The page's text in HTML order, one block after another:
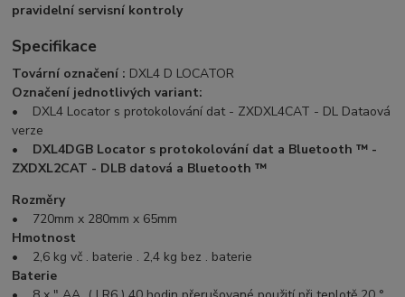
pravidelní servisní kontroly
Specifikace
Tovární označení : DXL4 D LOCATOR
Označení jednotlivých variant:
• DXL4 Locator s protokolování dat - ZXDXL4CAT - DL Dataová
verze
• DXL4DGB Locator s protokolování dat a Bluetooth ™ -
ZXDXL2CAT - DLB datová a Bluetooth ™
Rozměry
• 720mm x 280mm x 65mm
Hmotnost
• 2,6 kg vč . baterie . 2,4 kg bez . baterie
Baterie